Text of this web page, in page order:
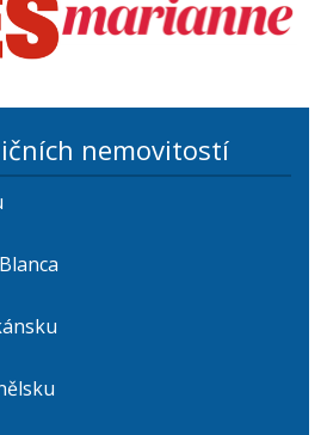
nemovitostí